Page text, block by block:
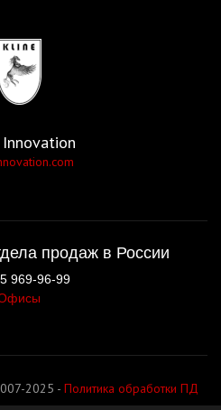
продаж в России
969-96-99
2025 - Политика обработки ПД